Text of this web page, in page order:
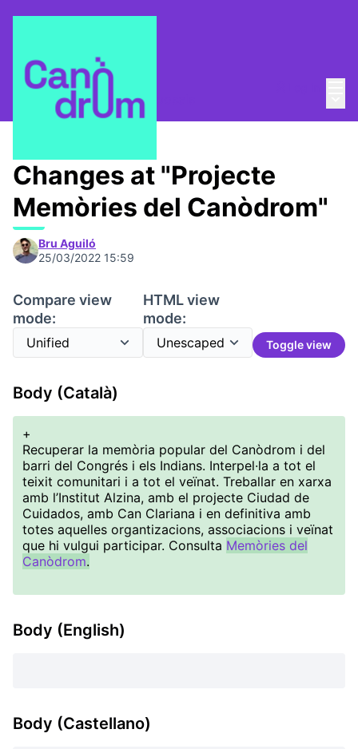
Taula Comunitària / Proposals
Changes at "Projecte
Memòries del Canòdrom"
Bru Aguiló
25/03/2022 15:59
Compare view
mode:
HTML view
mode:
Toggle view
Body (Català)
+
Recuperar la memòria popular del Canòdrom i del
barri del Congrés i els Indians. Interpel·la a tot el
teixit comunitari i a tot el veïnat. Treballar en xarxa
amb l’Institut Alzina, amb el projecte Ciudad de
Cuidados, amb Can Clariana i en definitiva amb
totes aquelles organtizacions, associacions i veïnat
que hi vulgui participar. Consulta Memòries del
Canòdrom.
Body (English)
Body (Castellano)